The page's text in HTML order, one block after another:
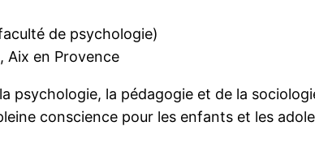
de psychologie)
Aix en Provence
psychologie, la pédagogie et de la
conscience pour les enfants et les